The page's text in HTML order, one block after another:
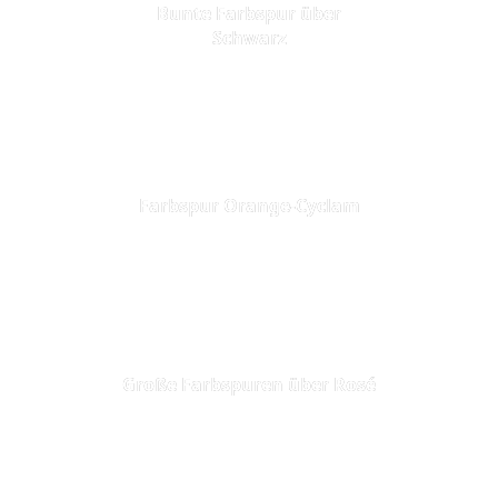
Bunte Farbspur über
Schwarz
Farbspur Orange-Cyclam
Große Farbspuren über Rosé